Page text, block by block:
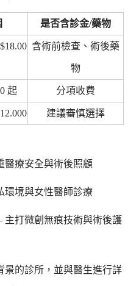
是否含診金/藥物
含術前檢查、術後藥
物
起 分項收費
建議審慎選擇
醫療安全與術後照顧
環境與女性醫師診療
主打微創無痕技術與術後護
景的診所，並與醫生進行詳